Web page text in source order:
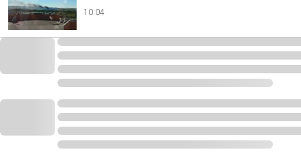
10:04